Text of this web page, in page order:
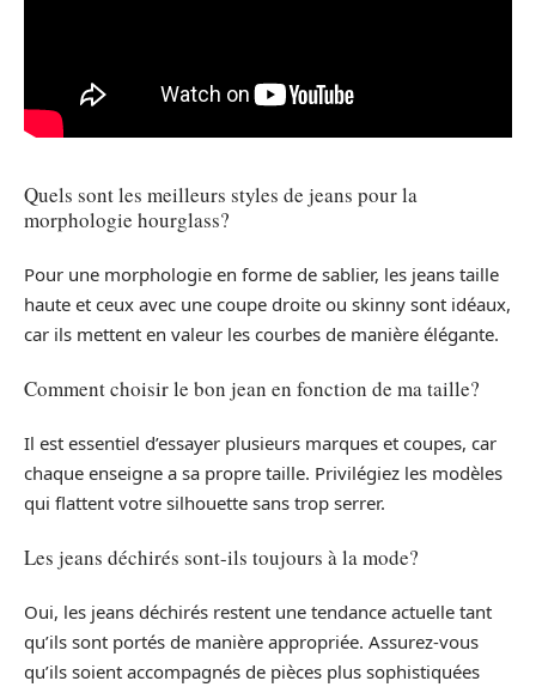
Quels sont les meilleurs styles de jeans pour la
morphologie hourglass?
Pour une morphologie en forme de sablier, les jeans taille
haute et ceux avec une coupe droite ou skinny sont idéaux,
car ils mettent en valeur les courbes de manière élégante.
Comment choisir le bon jean en fonction de ma taille?
Il est essentiel d’essayer plusieurs marques et coupes, car
chaque enseigne a sa propre taille. Privilégiez les modèles
qui flattent votre silhouette sans trop serrer.
Les jeans déchirés sont-ils toujours à la mode?
Oui, les jeans déchirés restent une tendance actuelle tant
qu’ils sont portés de manière appropriée. Assurez-vous
qu’ils soient accompagnés de pièces plus sophistiquées